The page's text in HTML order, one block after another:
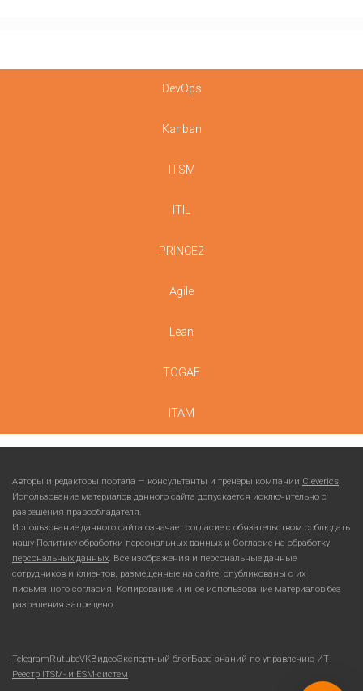
DevOps
Kanban
ITSM
ITIL
PRINCE2
Agile
Lean
TOGAF
ITAM
Авторы и редакторы портала — консультанты и тренеры компании Cleverics.
Использование материалов данного сайта допускается исключительно с
разрешения правообладателя.
Использование данного сайта означает согласие с обязательством соблюдать
нашу Политику обработки персональных данных и Согласие на обработку
персональных данных. Все изображения и персональные данные
сотрудников и клиентов, размещенные на сайте, опубликованы с их
письменного согласия. Копирование и иное использование материалов без
разрешения запрещено.
TelegramRutubeVKВидеоЭкспертный блогБаза знаний по управлению ИТ
Реестр ITSM- и ESM-систем